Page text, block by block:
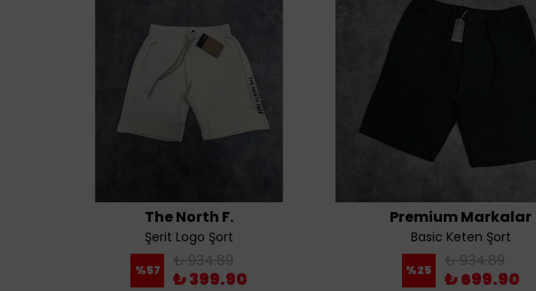
The North F.
Şerit Logo Şort
%57 ₺ 934.89
₺ 399.90
Premium Markalar
Basic Keten Şort
%25 ₺ 934.89
₺ 699.90